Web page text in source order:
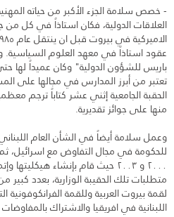
- خصص سلامة الجزء الأكبر من حياته
العلاقات الدولية، فكان استاذاً في كل
تعتبر من أبرز المدارس في مجالها على
الحقبة الجامعية إثني عشر كتاباً ترجم
منها على جوائز تقديرية.
وعمل سلامة أيضاً في الشأن العام
للحكومة في مجال التفاوض مع اسرائيل،
٢٠٠٠ و ٢٠٠٣ حيث قام بإنشاء
متطلبات تلك الحقيبة الوزارية، بعدد كبير
لقمة بيروت العربية وللقمة الفرانكوفونية
اللبنانية في افريقيا والاشتراك